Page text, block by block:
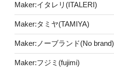
Maker:イタレリ(ITALERI)
Maker:タミヤ(TAMIYA)
Maker:ノーブランド(No brand)
Maker:フジミ(fujimi)